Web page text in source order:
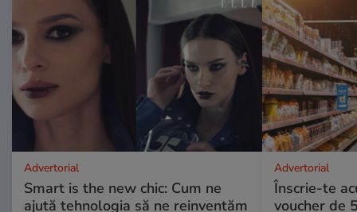
Advertorial
Smart is the new chic: Cum ne
ajută tehnologia să ne reinventăm
Advertorial
Înscrie-te
voucher de